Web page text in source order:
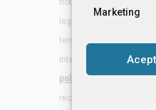
Marketing
legítima para tratarlos
terceros. Para este
internacionales de
política de privacidad,
rectificación, supresión…